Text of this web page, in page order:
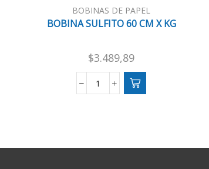
BOBINAS DE PAPEL
BOBINA SULFITO 60 CM X KG
$3.489,89
BOBINA
KG